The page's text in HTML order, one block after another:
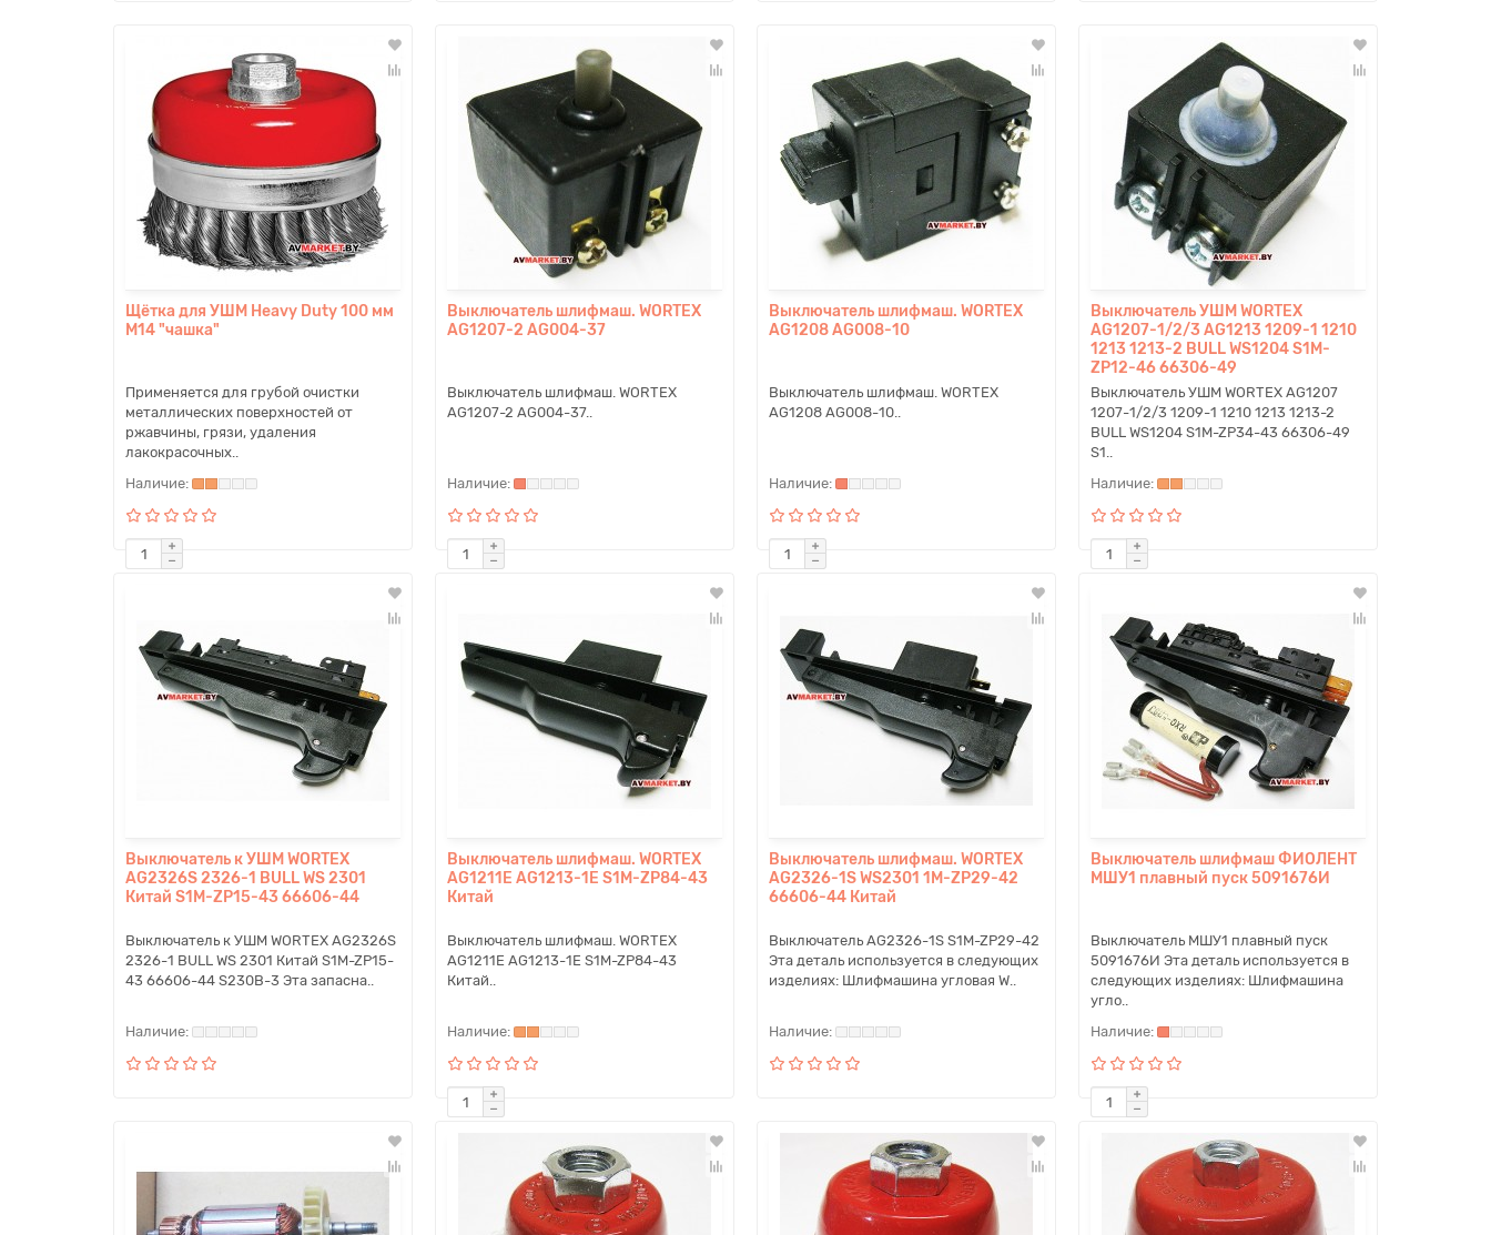
Щётка для УШМ Heavy Duty 100 мм
М14 "чашка"
Применяется для грубой очистки
металлических поверхностей от
ржавчины, грязи, удаления
лакокрасочных..
Выключатель шлифмаш. WORTEX
AG1207-2 AG004-37
Выключатель шлифмаш. WORTEX
AG1207-2 AG004-37..
Выключатель шлифмаш. WORTEX
AG1208 AG008-10
Выключатель шлифмаш. WORTEX
AG1208 AG008-10..
Выключатель УШМ WORTEX
AG1207-1/2/3 AG1213 1209-1 1210
1213 1213-2 BULL WS1204 S1M-
ZP12-46 66306-49
Выключатель УШМ WORTEX AG1207
1207-1/2/3 1209-1 1210 1213 1213-2
BULL WS1204 S1M-ZP34-43 66306-49
S1..
Выключатель к УШМ WORTEX
AG2326S 2326-1 BULL WS 2301
Китай S1M-ZP15-43 66606-44
Выключатель к УШМ WORTEX AG2326S
2326-1 BULL WS 2301 Китай S1M-ZP15-
43 66606-44 S230B-3 Эта запасна..
Выключатель шлифмаш. WORTEX
AG1211E AG1213-1E S1M-ZP84-43
Китай
Выключатель шлифмаш. WORTEX
AG1211E AG1213-1E S1M-ZP84-43
Китай..
Выключатель шлифмаш. WORTEX
AG2326-1S WS2301 1M-ZP29-42
66606-44 Китай
Выключатель AG2326-1S S1M-ZP29-42
Эта деталь используется в следующих
изделиях: Шлифмашина угловая W..
Выключатель шлифмаш ФИОЛЕНТ
МШУ1 плавный пуск 5091676И
Выключатель МШУ1 плавный пуск
5091676И Эта деталь используется в
следующих изделиях: Шлифмашина
угло..